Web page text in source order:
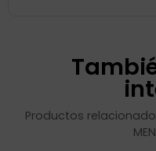
Productos relacionados